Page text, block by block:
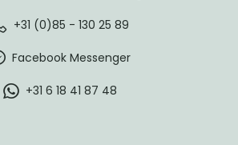
+31 (0)85 - 130 25 89
Facebook Messenger
+31 6 18 41 87 48